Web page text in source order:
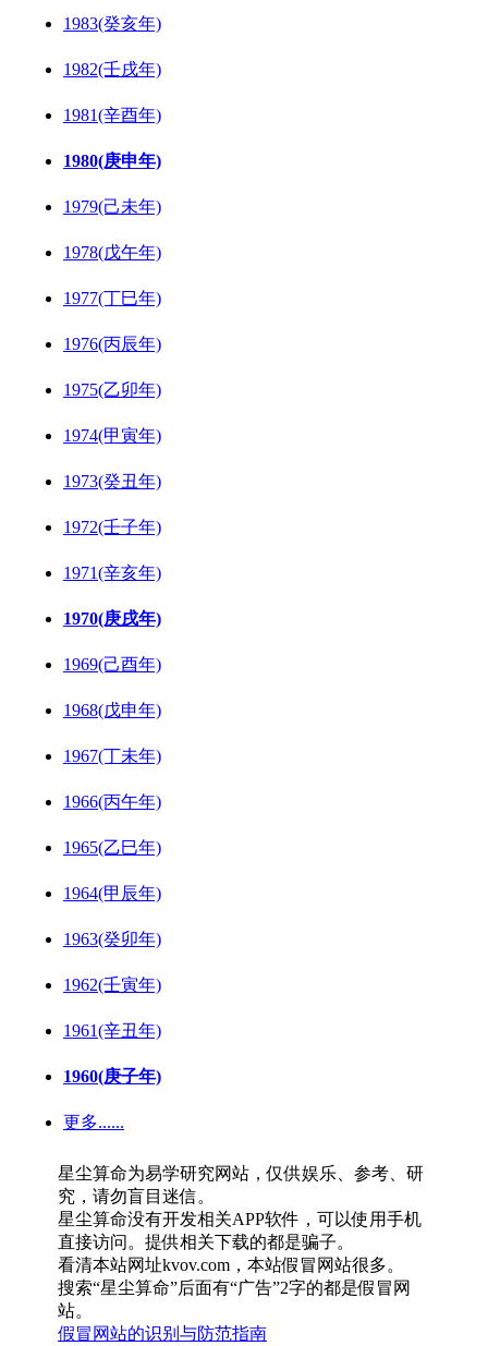
1983(癸亥年)
1982(壬戌年)
1981(辛酉年)
1980(庚申年)
1979(己未年)
1978(戊午年)
1977(丁巳年)
1976(丙辰年)
1975(乙卯年)
1974(甲寅年)
1973(癸丑年)
1972(壬子年)
1971(辛亥年)
1970(庚戌年)
1969(己酉年)
1968(戊申年)
1967(丁未年)
1966(丙午年)
1965(乙巳年)
1964(甲辰年)
1963(癸卯年)
1962(壬寅年)
1961(辛丑年)
1960(庚子年)
更多......
星尘算命为易学研究网站，仅供娱乐、参考、研
究，请勿盲目迷信。
星尘算命没有开发相关APP软件，可以使用手机
直接访问。提供相关下载的都是骗子。
看清本站网址kvov.com，本站假冒网站很多。
搜索“星尘算命”后面有“广告”2字的都是假冒网
站。
假冒网站的识别与防范指南